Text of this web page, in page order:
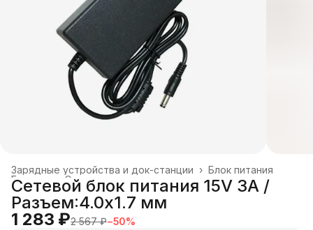
Блок питания
Зарядные устройства и док-станции ›
Электроника
Главная
Сетевой блок питания 15V 3A /
Разъем:4.0x1.7 мм
1 283 ₽2 567 ₽−50%